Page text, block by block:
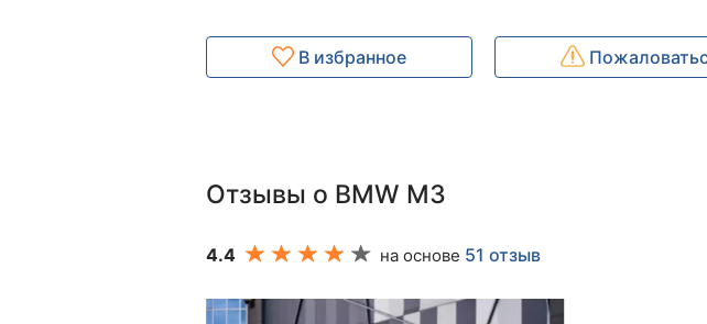
В избранное
Отзывы о BMW M3
4.4 на основе 51 отзыв